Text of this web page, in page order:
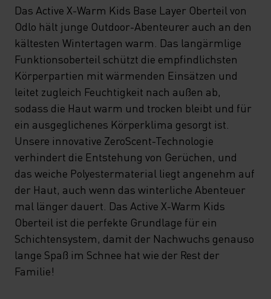
FUNKTIONSOBERTEIL
SCHÜTZT DIE
EMPFINDLICHSTEN
KÖRPERPARTIEN MIT
WÄRMENDEN EINSÄTZEN
UND LEITET ZUGLEICH
FEUCHTIGKEIT NACH
AUSSEN AB, SODASS DIE H
AUT WARM UND TROCKEN B
LEIBT UND FÜR EIN A
USGEGLICHENES K
ÖRPERKLIMA GESORGT IST. U
NSERE INNOVATIVE Z
EROSCENT-TECHNOLOGIE V
Das Active X-Warm Kids Base Layer Oberteil von
Odlo hält junge Outdoor-Abenteurer auch an den
kältesten Wintertagen warm. Das langärmlige
Funktionsoberteil schützt die empfindlichsten
Körperpartien mit wärmenden Einsätzen und
leitet zugleich Feuchtigkeit nach außen ab,
sodass die Haut warm und trocken bleibt und für
ein ausgeglichenes Körperklima gesorgt ist.
Unsere innovative ZeroScent-Technologie
verhindert die Entstehung von Gerüchen, und
das weiche Polyestermaterial liegt angenehm auf
der Haut, auch wenn das winterliche Abenteuer
mal länger dauert. Das Active X-Warm Kids
Oberteil ist die perfekte Grundlage für ein
Schichtensystem, damit der Nachwuchs genauso
lange Spaß im Schnee hat wie der Rest der
Familie!